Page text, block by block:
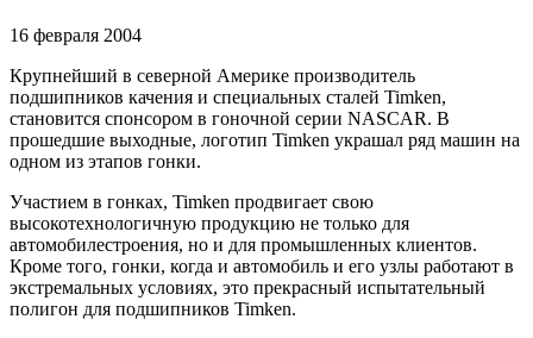
16 февраля 2004
Крупнейший в северной Америке производитель
подшипников качения и специальных сталей Timken,
становится спонсором в гоночной серии NASCAR. В
прошедшие выходные, логотип Timken украшал ряд машин на
одном из этапов гонки.
Участием в гонках, Timken продвигает свою
высокотехнологичную продукцию не только для
автомобилестроения, но и для промышленных клиентов.
Кроме того, гонки, когда и автомобиль и его узлы работают в
экстремальных условиях, это прекрасный испытательный
полигон для подшипников Timken.